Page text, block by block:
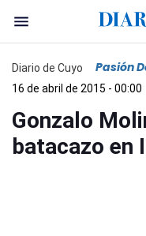
Diario de Cuyo Pasión
16 de abril de 2015 - 00:00
Gonzalo
batacazo en